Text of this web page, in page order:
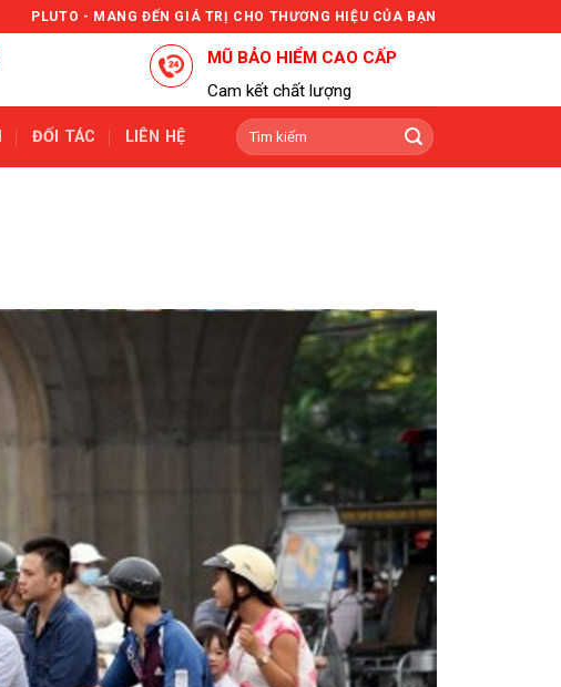
PLUTO - MANG ĐẾN GIÁ TRỊ CHO THƯƠNG HIỆU CỦA BẠN
MŨ BẢO HIỂM CAO CẤP
Cam kết chất lượng
ĐỐI TÁC LIÊN HỆ
Tìm
kiếm: